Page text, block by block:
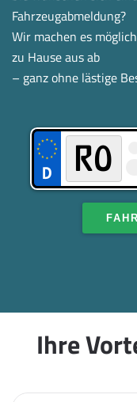
Fahrzeugabmeldung?
Wir machen es
zu Hause aus ab
– ganz ohne lästige
Ihre